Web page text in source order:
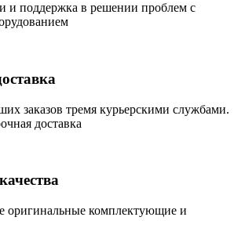
и поддержка в решении проблем с
заказов тремя курьерскими службами.
доставка
оригинальные комплектующие и